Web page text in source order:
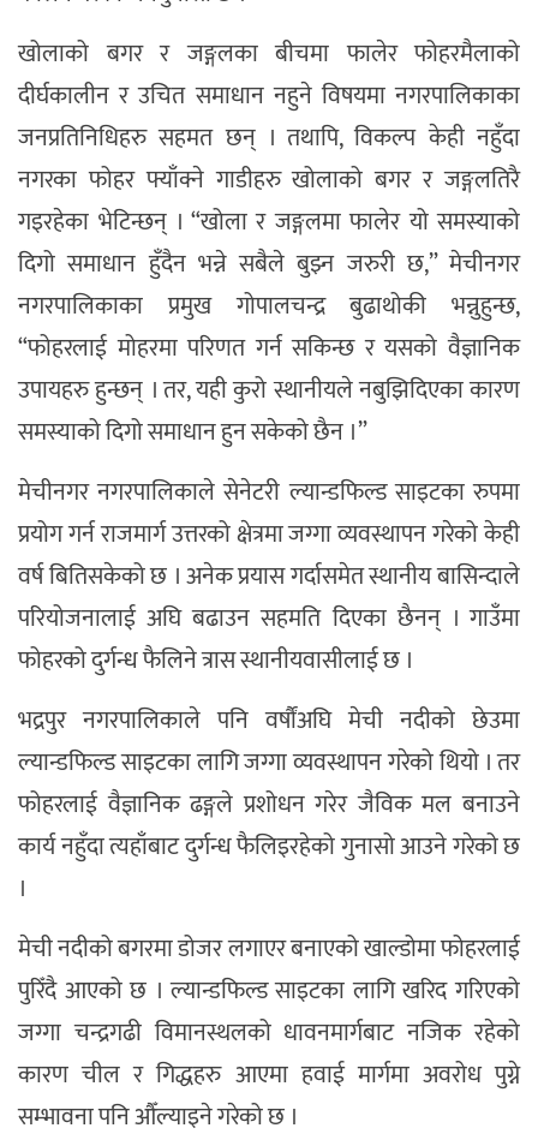
खोलाको बगर र जङ्गलका बीचमा फालेर फोहरमैलाको
दीर्घकालीन र उचित समाधान नहुने विषयमा नगरपालिकाका
जनप्रतिनिधिहरु सहमत छन् । तथापि, विकल्प केही नहुँदा
नगरका फोहर फ्याँक्ने गाडीहरु खोलाको बगर र जङ्गलतिरै
गइरहेका भेटिन्छन् । “खोला र जङ्गलमा फालेर यो समस्याको
दिगो समाधान हुँदैन भन्ने सबैले बुझ्न जरुरी छ,” मेचीनगर
नगरपालिकाका प्रमुख गोपालचन्द्र बुढाथोकी भन्नुहुन्छ,
“फोहरलाई मोहरमा परिणत गर्न सकिन्छ र यसको वैज्ञानिक
उपायहरु हुन्छन् । तर, यही कुरो स्थानीयले नबुझिदिएका कारण
समस्याको दिगो समाधान हुन सकेको छैन ।”
मेचीनगर नगरपालिकाले सेनेटरी ल्यान्डफिल्ड साइटका रुपमा
प्रयोग गर्न राजमार्ग उत्तरको क्षेत्रमा जग्गा व्यवस्थापन गरेको केही
वर्ष बितिसकेको छ । अनेक प्रयास गर्दासमेत स्थानीय बासिन्दाले
परियोजनालाई अघि बढाउन सहमति दिएका छैनन् । गाउँमा
फोहरको दुर्गन्ध फैलिने त्रास स्थानीयवासीलाई छ ।
भद्रपुर नगरपालिकाले पनि वर्षौंअघि मेची नदीको छेउमा
ल्यान्डफिल्ड साइटका लागि जग्गा व्यवस्थापन गरेको थियो । तर
फोहरलाई वैज्ञानिक ढङ्गले प्रशोधन गरेर जैविक मल बनाउने
कार्य नहुँदा त्यहाँबाट दुर्गन्ध फैलिइरहेको गुनासो आउने गरेको छ
।
मेची नदीको बगरमा डोजर लगाएर बनाएको खाल्डोमा फोहरलाई
पुरिँदै आएको छ । ल्यान्डफिल्ड साइटका लागि खरिद गरिएको
जग्गा चन्द्रगढी विमानस्थलको धावनमार्गबाट नजिक रहेको
कारण चील र गिद्धहरु आएमा हवाई मार्गमा अवरोध पुग्ने
सम्भावना पनि औँल्याइने गरेको छ ।